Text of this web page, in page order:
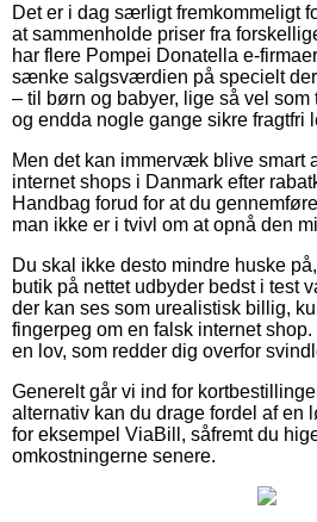
Det er i dag særligt fremkommeligt
at sammenholde priser fra
har flere Pompei Donatella e-
sænke salgsværdien på specielt
– til børn og babyer, lige så vel som
og endda nogle gange sikre fragtfri
Men det kan immervæk blive smart
internet shops i Danmark efter
Handbag forud for at du
man ikke er i tvivl om at opnå den
Du skal ikke desto mindre huske
butik på nettet udbyder bedst i test
der kan ses som urealistisk billig,
fingerpeg om en falsk internet
en lov, som redder dig overfor
Generelt går vi ind for
alternativ kan du drage fordel af en
for eksempel ViaBill, såfremt du
omkostningerne senere.